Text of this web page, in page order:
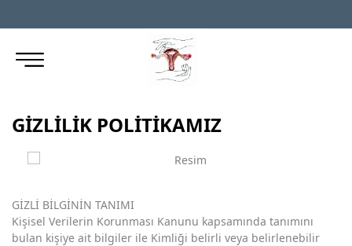
GİZLİLİK POLİTİKAMIZ
GİZLİ BİLGİNİN TANIMI
Kişisel Verilerin Korunması Kanunu kapsamında tanımını
bulan kişiye ait bilgiler ile Kimliği belirli veya belirlenebilir